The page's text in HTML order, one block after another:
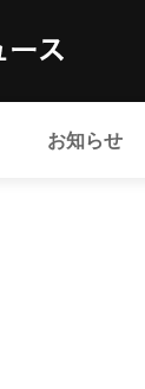
お知らせ